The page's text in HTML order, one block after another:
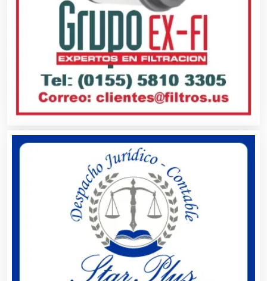
Automatización
Automóviles Nuevos y Usados
Autopartes Eléctricas
Avaluos
Balnearios
Banquetes